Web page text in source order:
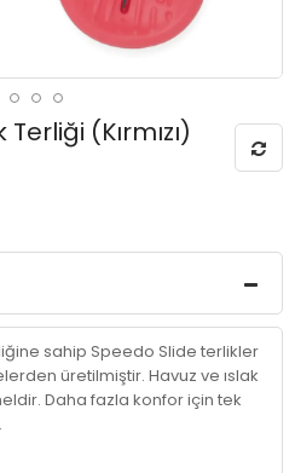
(Kırmızı)
sahip Speedo Slide terlikler
üretilmiştir. Havuz ve ıslak
Daha fazla konfor için tek